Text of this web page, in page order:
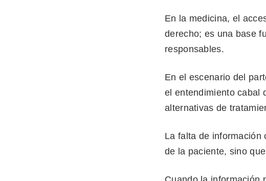
En la medicina, el
derecho; es una base
responsables.
En el escenario del
el entendimiento cabal
alternativas de
La falta de información
de la paciente, sino